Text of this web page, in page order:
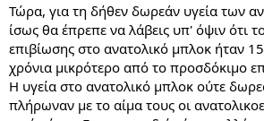
Τώρα, για τη δήθεν δωρεάν υγεία των
ίσως θα έπρεπε να λάβεις υπ' όψιν ότι
επιβίωσης στο ανατολικό μπλοκ ήταν
χρόνια μικρότερο από το προσδόκιμο
Η υγεία στο ανατολικό μπλοκ ούτε
πλήρωναν με το αίμα τους οι